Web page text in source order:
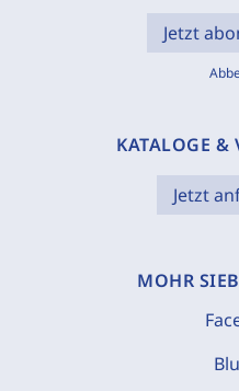
Jetzt
KATALOGE &
Jetzt
MOHR